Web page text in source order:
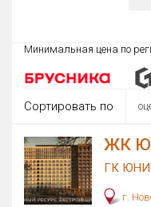
Все
Район в городе
Цена
от
Минимальная цена по
Сортировать по
ЖК
ГК
г.